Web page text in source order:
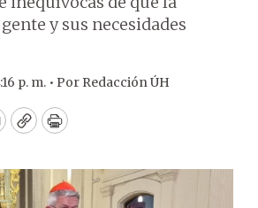
y sus necesidades
p. m. • Por Redacción ÚH
CopyPrint